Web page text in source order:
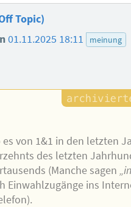
Topic)
01.11.2025 18:11
meinung
es von 1&1 in den letzten
des letzten
(Manche sagen
Einwahlzugänge ins